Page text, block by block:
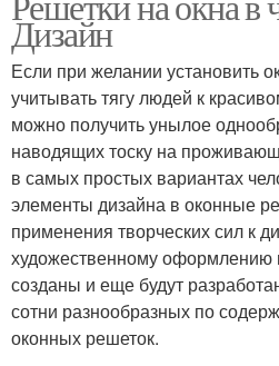
Дизайн
Если при желании установить
учитывать тягу людей к
можно получить унылое
наводящих тоску на
в самых простых вариантах
элементы дизайна в оконные
применения творческих сил к
художественному оформлению
созданы и еще будут
сотни разнообразных по
оконных решеток.